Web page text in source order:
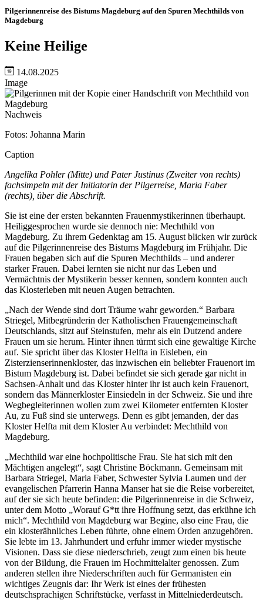
Pilgerinnenreise des Bistums Magdeburg auf den Spuren Mechthilds von
Magdeburg
Keine Heilige
14.08.2025
Image
Nachweis
Fotos: Johanna Marin
Caption
Angelika Pohler (Mitte) und Pater Justinus (Zweiter von rechts)
fachsimpeln mit der Initiatorin der Pilgerreise, Maria Faber
(rechts), über die Abschrift.
Sie ist eine der ersten bekannten Frauenmystikerinnen überhaupt.
Heiliggesprochen wurde sie dennoch nie: Mechthild von
Magdeburg. Zu ihrem Gedenktag am 15. August blicken wir zurück
auf die Pilgerinnenreise des Bistums Magdeburg im Frühjahr. Die
Frauen begaben sich auf die Spuren Mechthilds – und anderer
starker Frauen. Dabei lernten sie nicht nur das Leben und
Vermächtnis der Mystikerin besser kennen, sondern konnten auch
das Klosterleben mit neuen Augen betrachten.
„Nach der Wende sind dort Träume wahr geworden.“ Barbara
Striegel, Mitbegründerin der Katholischen Frauengemeinschaft
Deutschlands, sitzt auf Steinstufen, mehr als ein Dutzend andere
Frauen um sie herum. Hinter ihnen türmt sich eine gewaltige Kirche
auf. Sie spricht über das Kloster Helfta in Eisleben, ein
Zisterzienserinnenkloster, das inzwischen ein beliebter Frauenort im
Bistum Magdeburg ist. Dabei befindet sie sich gerade gar nicht in
Sachsen-Anhalt und das Kloster hinter ihr ist auch kein Frauenort,
sondern das Männerkloster Einsiedeln in der Schweiz. Sie und ihre
Wegbegleiterinnen wollen zum zwei Kilometer entfernten Kloster
Au, zu Fuß sind sie unterwegs. Denn es gibt jemanden, der das
Kloster Helfta mit dem Kloster Au verbindet: Mechthild von
Magdeburg.
„Mechthild war eine hochpolitische Frau. Sie hat sich mit den
Mächtigen angelegt“, sagt Christine Böckmann. Gemeinsam mit
Barbara Striegel, Maria Faber, Schwester Sylvia Laumen und der
evangelischen Pfarrerin Hanna Manser hat sie die Reise vorbereitet,
auf der sie sich heute befinden: die Pilgerinnenreise in die Schweiz,
unter dem Motto „Worauf G*tt ihre Hoffnung setzt, das erkühne ich
mich“. Mechthild von Magdeburg war Begine, also eine Frau, die
ein klosterähnliches Leben führte, ohne einem Orden anzugehören.
Sie lebte im 13. Jahrhundert und erfuhr immer wieder mystische
Visionen. Dass sie diese niederschrieb, zeugt zum einen bis heute
von der Bildung, die Frauen im Hochmittelalter genossen. Zum
anderen stellen ihre Niederschriften auch für Germanisten ein
wichtiges Zeugnis dar: Ihr Werk ist eines der frühesten
deutschsprachigen Schriftstücke, verfasst in Mittelniederdeutsch.